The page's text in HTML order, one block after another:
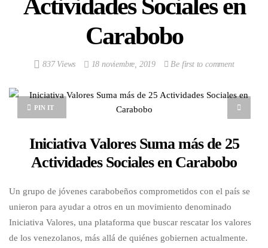
Actividades Sociales en
Carabobo
837 Views 18 noviembre, 2019 Be first to comment
PIN IT
Iniciativa Valores Suma más de 25
Actividades Sociales en Carabobo
Un grupo de jóvenes carabobeños comprometidos con el país se
unieron para ayudar a otros en un movimiento denominado
Iniciativa Valores, una plataforma que buscar rescatar los valores
de los venezolanos, más allá de quiénes gobiernen actualmente.